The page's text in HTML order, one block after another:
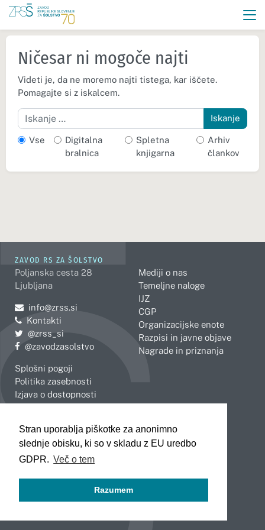
Stran uporablja piškotke za anonimno
slednje obisku, ki so v skladu z EU uredbo
GDPR. Več o tem
Razumem
Ničesar ni mogoče najti
Videti je, da ne moremo najti tistega, kar iščete.
Pomagajte si z iskalcem.
Iskanje
Vse
Digitalna
bralnica
Spletna
knjigarna
Arhiv
člankov
ZAVOD RS ZA ŠOLSTVO
Poljanska cesta 28
Ljubljana
Pošljite e-mail na
info@zrss.si
Kontakti
Pojdite na Twitter:
@zrss_si
Pojdite na Facebook:
@zavodzasolstvo
Splošni pogoji
Politika zasebnosti
Izjava o dostopnosti
Mediji o nas
Temeljne naloge
IJZ
CGP
Organizacijske enote
Razpisi in javne objave
Nagrade in priznanja
Celje
Koper
Kranj
Novo mesto
Slovenj Gradec